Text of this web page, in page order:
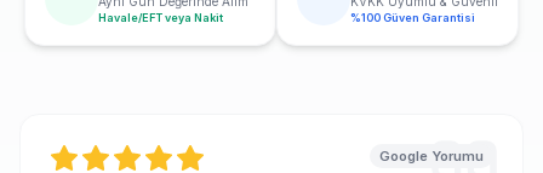
Havale/EFT veya Nakit %100 Güven Garantisi
Google Yorumu